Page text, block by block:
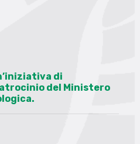
di
del Ministero